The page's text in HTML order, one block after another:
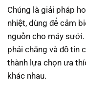
Chúng là giải pháp
nhiệt, dùng để cảm
nguồn cho máy
phải chăng và độ tin
thành lựa chọn ưa
khác nhau.